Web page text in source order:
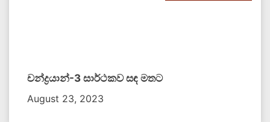
චන්ද්‍රයාන්-3 සාර්ථකව සඳ මතට​
August 23, 2023